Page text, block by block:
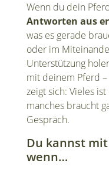
Wenn du dein
Antworten aus
was es gerade
oder im
Unterstützung
mit deinem Pferd
zeigt sich: Vieles
manches braucht
Gespräch.
Du kannst
wenn…